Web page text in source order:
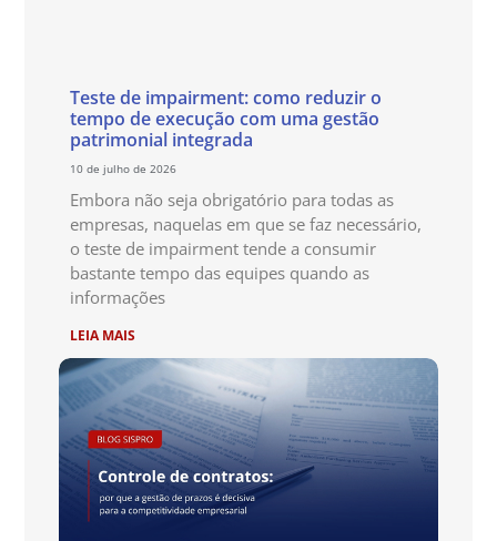
Teste de impairment: como reduzir o
tempo de execução com uma gestão
patrimonial integrada
10 de julho de 2026
Embora não seja obrigatório para todas as
empresas, naquelas em que se faz necessário,
o teste de impairment tende a consumir
bastante tempo das equipes quando as
informações
LEIA MAIS